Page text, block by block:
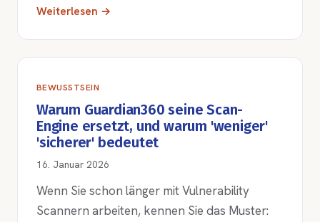
Weiterlesen →
BEWUSSTSEIN
Warum Guardian360 seine Scan-
Engine ersetzt, und warum 'weniger'
'sicherer' bedeutet
16. Januar 2026
Wenn Sie schon länger mit Vulnerability
Scannern arbeiten, kennen Sie das Muster: